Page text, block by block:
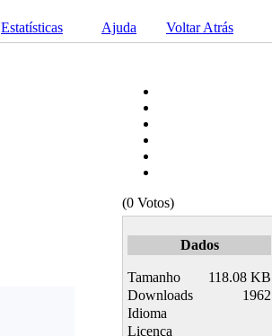
Estatísticas Ajuda
Voltar Atrás
(0 Votos)
Dados
Tamanho
118.08 KB
Downloads
1962
Idioma
Licença